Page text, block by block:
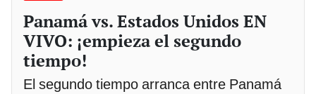
Panamá vs. Estados Unidos EN
VIVO: ¡empieza el segundo
tiempo!
El segundo tiempo arranca entre Panamá